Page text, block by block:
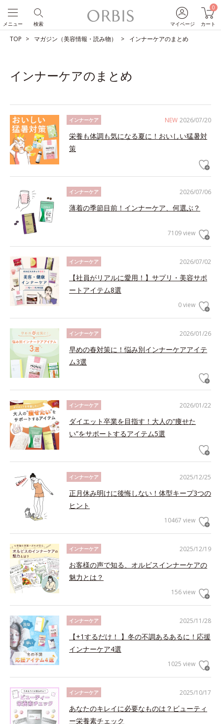
マイページ
0
カート
検索
メニュー
TOP マガジン（美容情報・読み物） インナーケアのまとめ
インナーケアのまとめ
NEW 2026/07/20
インナーケア
栄養も体調も気になる夏に！おいしい猛暑対
策
2026/07/06
インナーケア
薄着の季節目前！インナーケア、何選ぶ？
7109 view
2026/07/02
インナーケア
【社員がリアルに愛用！】サプリ・美容サポ
ートアイテム8選
0 view
2026/01/26
インナーケア
早めの春対策に！悩み別インナーケアアイテ
ム3選
2026/01/22
インナーケア
ダイエット卒業を目指す！大人の“痩せた
い”をサポートするアイテム5選
2025/12/25
インナーケア
正月休み明けに後悔しない！体型キープ3つの
ヒント
10467 view
2025/12/19
インナーケア
お客様の声で知る、オルビスインナーケアの
魅力とは？
156 view
2025/11/28
インナーケア
【+1するだけ！ 】冬の不調あるあるに！応援
インナーケア4選
1025 view
2025/10/17
インナーケア
あなたのキレイに必要なものは？ビューティ
ー栄養素チェック